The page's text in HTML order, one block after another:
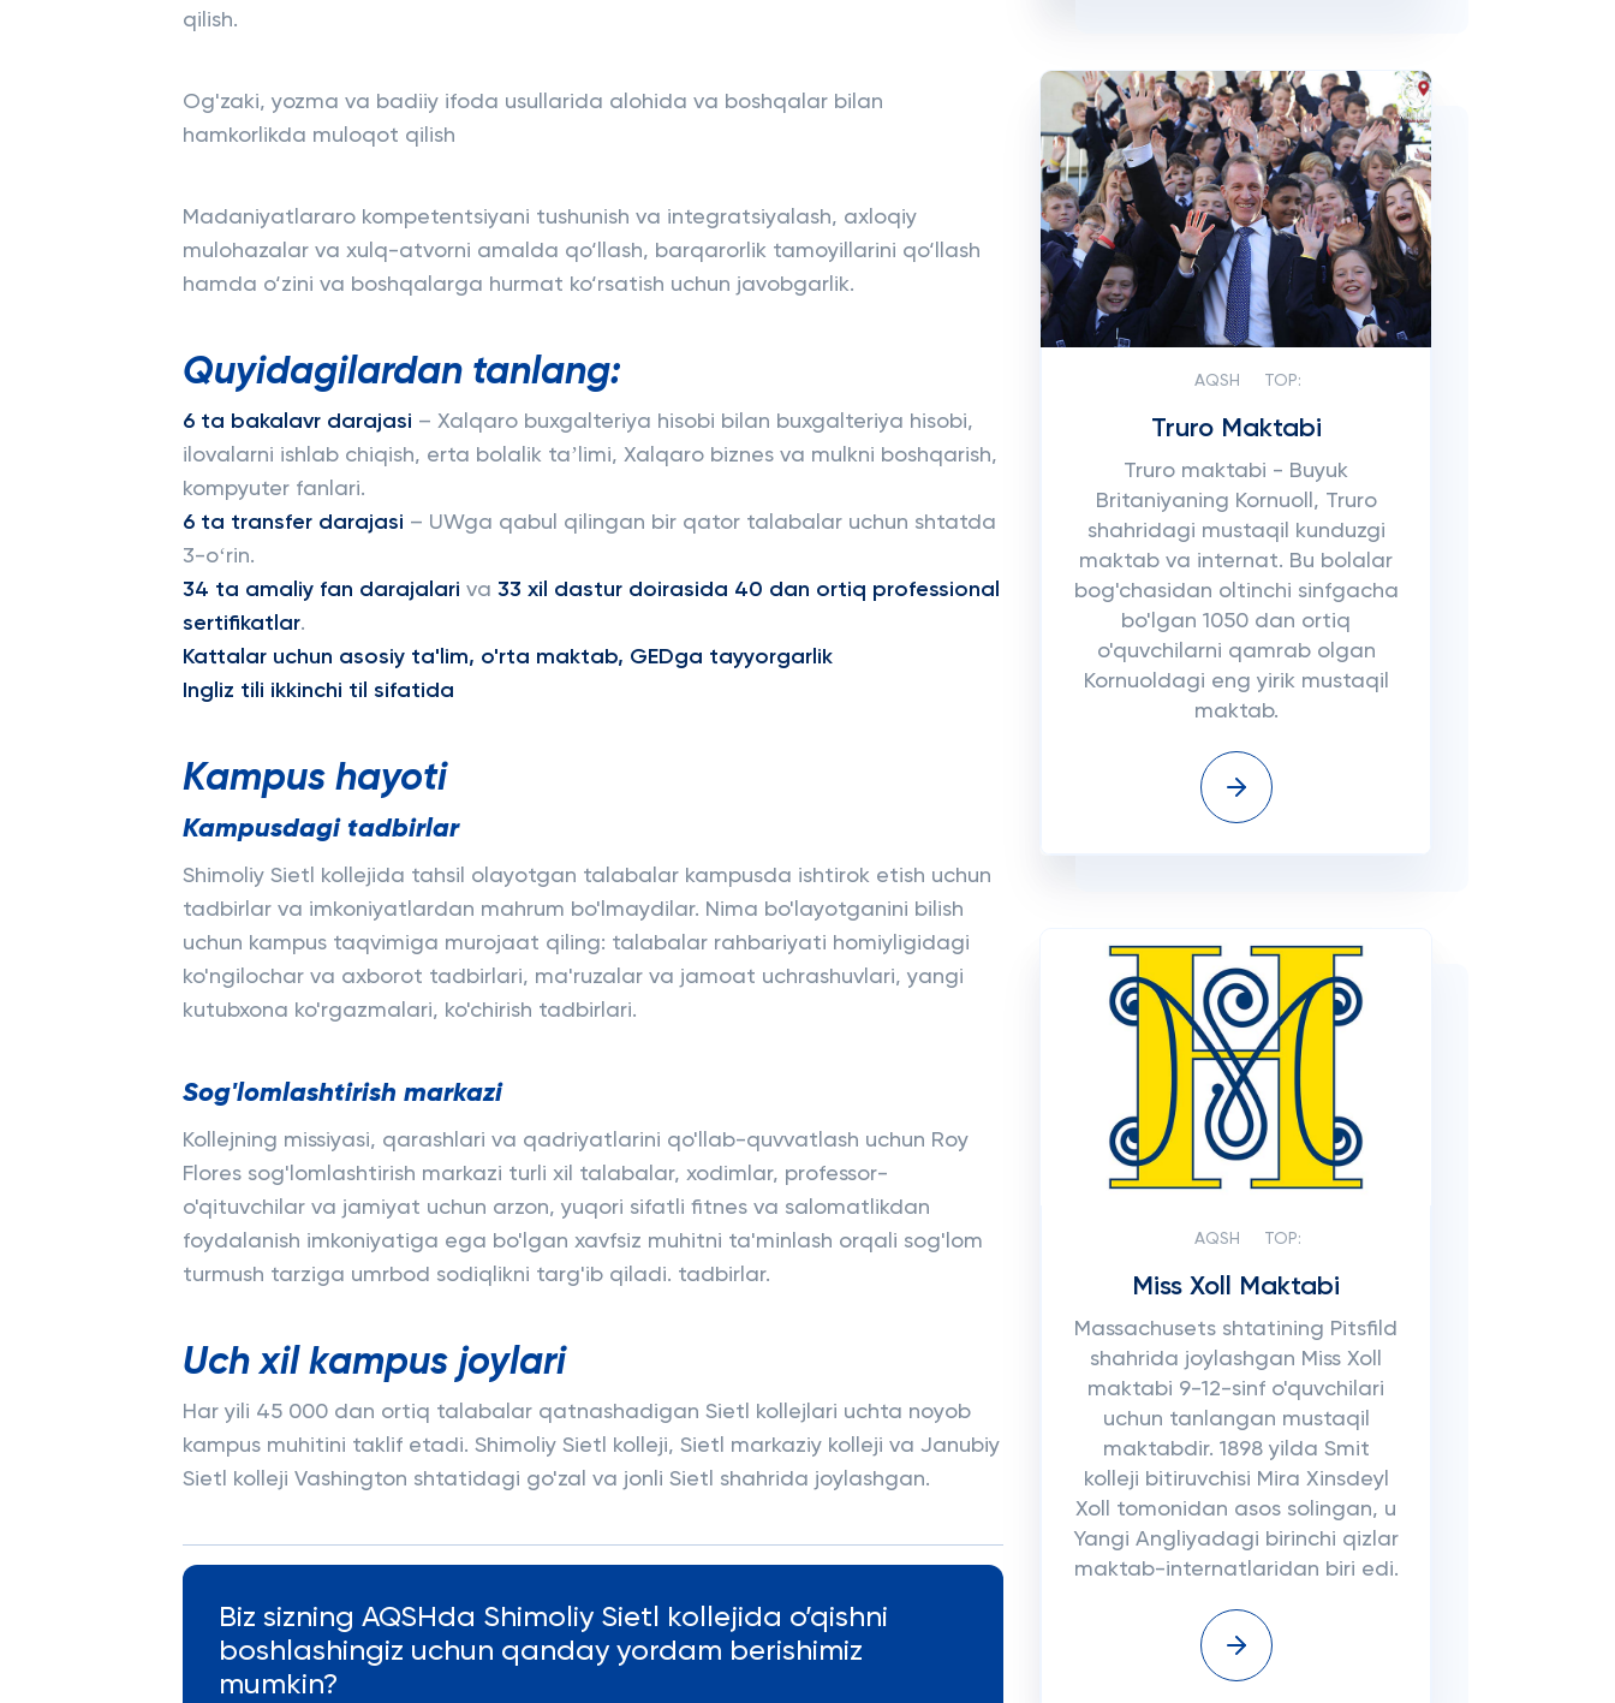
qilish.
Og'zaki, yozma va badiiy ifoda usullarida alohida va boshqalar bilan
hamkorlikda muloqot qilish
Madaniyatlararo kompetentsiyani tushunish va integratsiyalash, axloqiy
mulohazalar va xulq-atvorni amalda qo‘llash, barqarorlik tamoyillarini qo‘llash
hamda o‘zini va boshqalarga hurmat ko‘rsatish uchun javobgarlik.
Quyidagilardan tanlang:
6 ta bakalavr darajasi – Xalqaro buxgalteriya hisobi bilan buxgalteriya hisobi,
ilovalarni ishlab chiqish, erta bolalik taʼlimi, Xalqaro biznes va mulkni boshqarish,
kompyuter fanlari.
6 ta transfer darajasi – UWga qabul qilingan bir qator talabalar uchun shtatda
3-oʻrin.
34 ta amaliy fan darajalari va 33 xil dastur doirasida 40 dan ortiq professional
sertifikatlar.
Kattalar uchun asosiy ta'lim, o'rta maktab, GEDga tayyorgarlik
Ingliz tili ikkinchi til sifatida
Kampus hayoti
Kampusdagi tadbirlar
Shimoliy Sietl kollejida tahsil olayotgan talabalar kampusda ishtirok etish uchun
tadbirlar va imkoniyatlardan mahrum bo'lmaydilar. Nima bo'layotganini bilish
uchun kampus taqvimiga murojaat qiling: talabalar rahbariyati homiyligidagi
ko'ngilochar va axborot tadbirlari, ma'ruzalar va jamoat uchrashuvlari, yangi
kutubxona ko'rgazmalari, ko'chirish tadbirlari.
Sog'lomlashtirish markazi
Kollejning missiyasi, qarashlari va qadriyatlarini qo'llab-quvvatlash uchun Roy
Flores sog'lomlashtirish markazi turli xil talabalar, xodimlar, professor-
o'qituvchilar va jamiyat uchun arzon, yuqori sifatli fitnes va salomatlikdan
foydalanish imkoniyatiga ega bo'lgan xavfsiz muhitni ta'minlash orqali sog'lom
turmush tarziga umrbod sodiqlikni targ'ib qiladi. tadbirlar.
Uch xil kampus joylari
Har yili 45 000 dan ortiq talabalar qatnashadigan Sietl kollejlari uchta noyob
kampus muhitini taklif etadi. Shimoliy Sietl kolleji, Sietl markaziy kolleji va Janubiy
Sietl kolleji Vashington shtatidagi go'zal va jonli Sietl shahrida joylashgan.
Biz sizning AQSHda Shimoliy Sietl kollejida o’qishni
boshlashingiz uchun qanday yordam berishimiz
mumkin?
AQSH TOP:
Truro Maktabi
Truro maktabi - Buyuk
Britaniyaning Kornuoll, Truro
shahridagi mustaqil kunduzgi
maktab va internat. Bu bolalar
bog'chasidan oltinchi sinfgacha
bo'lgan 1050 dan ortiq
o'quvchilarni qamrab olgan
Kornuoldagi eng yirik mustaqil
maktab.
AQSH TOP:
Miss Xoll Maktabi
Massachusets shtatining Pitsfild
shahrida joylashgan Miss Xoll
maktabi 9-12-sinf o'quvchilari
uchun tanlangan mustaqil
maktabdir. 1898 yilda Smit
kolleji bitiruvchisi Mira Xinsdeyl
Xoll tomonidan asos solingan, u
Yangi Angliyadagi birinchi qizlar
maktab-internatlaridan biri edi.